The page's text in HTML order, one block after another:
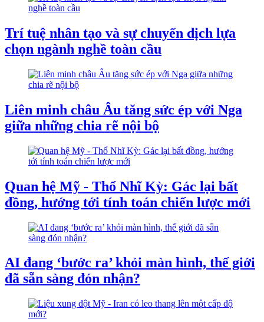
Trí tuệ nhân tạo và sự chuyển dịch lựa
chọn ngành nghề toàn cầu
Liên minh châu Âu tăng sức ép với Nga
giữa những chia rẽ nội bộ
Quan hệ Mỹ - Thổ Nhĩ Kỳ: Gác lại bất
đồng, hướng tới tính toán chiến lược mới
AI đang ‘bước ra’ khỏi màn hình, thế giới
đã sẵn sàng đón nhận?